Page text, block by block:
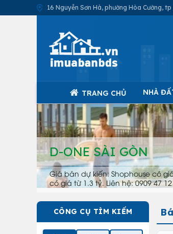
16 Nguyễn Sơn Hà, phường Hòa Cường,
TRANG CHỦ NHÀ
D-ONE SÀI GÒN
Giá bán dự kiến: Shophouse có
có giá từ 1.3 tỷ. Liên hệ: 0909 47
CÔNG CỤ TÌM KIẾM